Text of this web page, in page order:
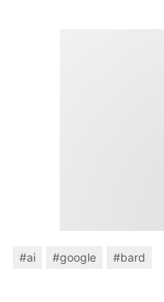
#ai #google #bard